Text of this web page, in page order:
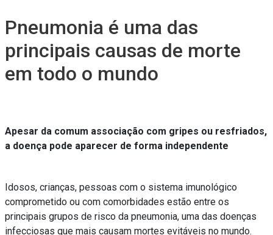
Pneumonia é uma das
principais causas de morte
em todo o mundo
Apesar da comum associação com gripes ou resfriados,
a doença pode aparecer de forma independente
Idosos, crianças, pessoas com o sistema imunológico
comprometido ou com comorbidades estão entre os
principais grupos de risco da pneumonia, uma das doenças
infecciosas que mais causam mortes evitáveis no mundo.